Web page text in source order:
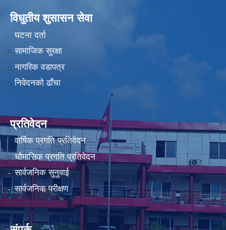
विधुतीय शुसासन सेवा
घटना दर्ता
सामाजिक सुरक्षा
नागरिक वडापत्र
निवेदनको ढाँचा
प्रतिवेदन
वार्षिक प्रगति प्रतिवेदन
चौमासिक प्रगति प्रतिवेदन
सार्वजनिक सुनुवाई
सार्वजनिक परीक्षण